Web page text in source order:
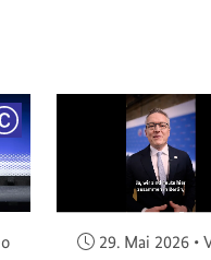
COPYRIGHT
Veröffentlicht
29. Mai 2026 •